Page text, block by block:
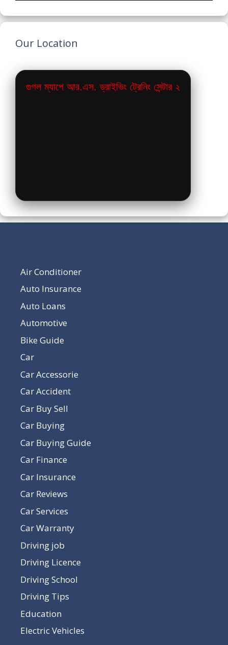
Our Location
গুগল ম্যাপে আর.এস. ড্রাইভিং ট্রেনিং সেন্টার ২
Air Conditioner
Auto Insurance
Auto Loans
Automotive
Bike Guide
Car
Car Accessorie
Car Accident
Car Buy Sell
Car Buying
Car Buying Guide
Car Finance
Car Insurance
Car Reviews
Car Services
Car Warranty
Driving job
Driving Licence
Driving School
Driving Tips
Education
Electric Vehicles